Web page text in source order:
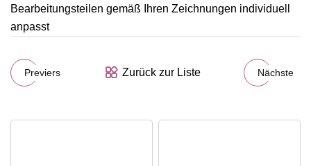
Bearbeitungsteilen gemäß Ihren Zeichnungen individuell
anpasst
Previers Zurück zur Liste Nächste